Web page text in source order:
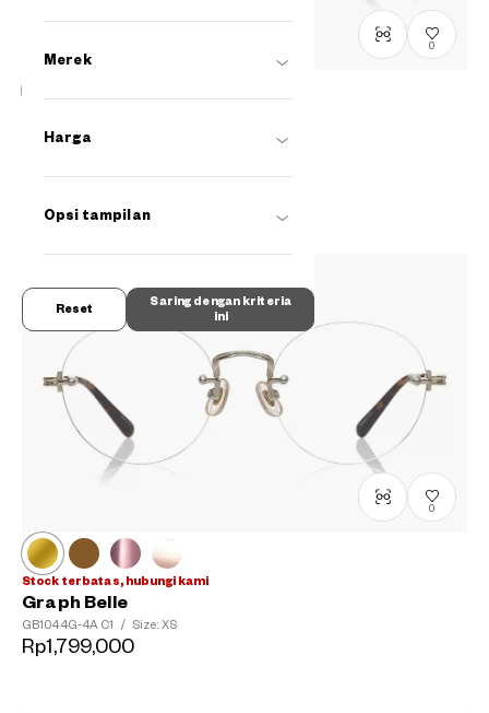
Merek
Harga
Opsi tampilan
Saring dengan kriteria
ini
Reset
0
John Dillinger
Rp1,599,000
0
Stock terbatas, hubungi kami
Graph Belle
GB1044G-4A C1 / Size: XS
Rp1,799,000